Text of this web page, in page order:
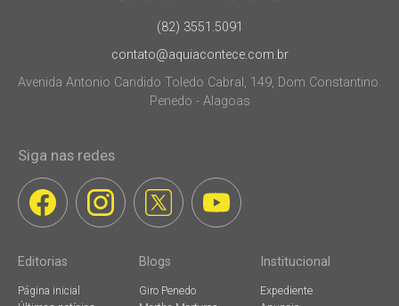
(82) 3551.5091
contato@aquiacontece.com.br
Avenida Antonio Candido Toledo Cabral, 149, Dom Constantino.
Penedo - Alagoas
Siga nas redes
Editorias
Página inicial
Blogs
Giro Penedo
Institucional
Expediente